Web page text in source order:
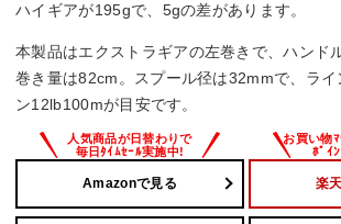
－
ハイギアが195gで、5gの差があります。
本製品はエクストラギアの左巻きで、ハンド
巻き量は82cm。スプール径は32mmで、ライ
ン12lb100mが目安です。
Amazonで見る 楽